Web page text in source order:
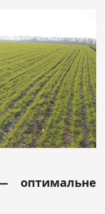
оптимальне